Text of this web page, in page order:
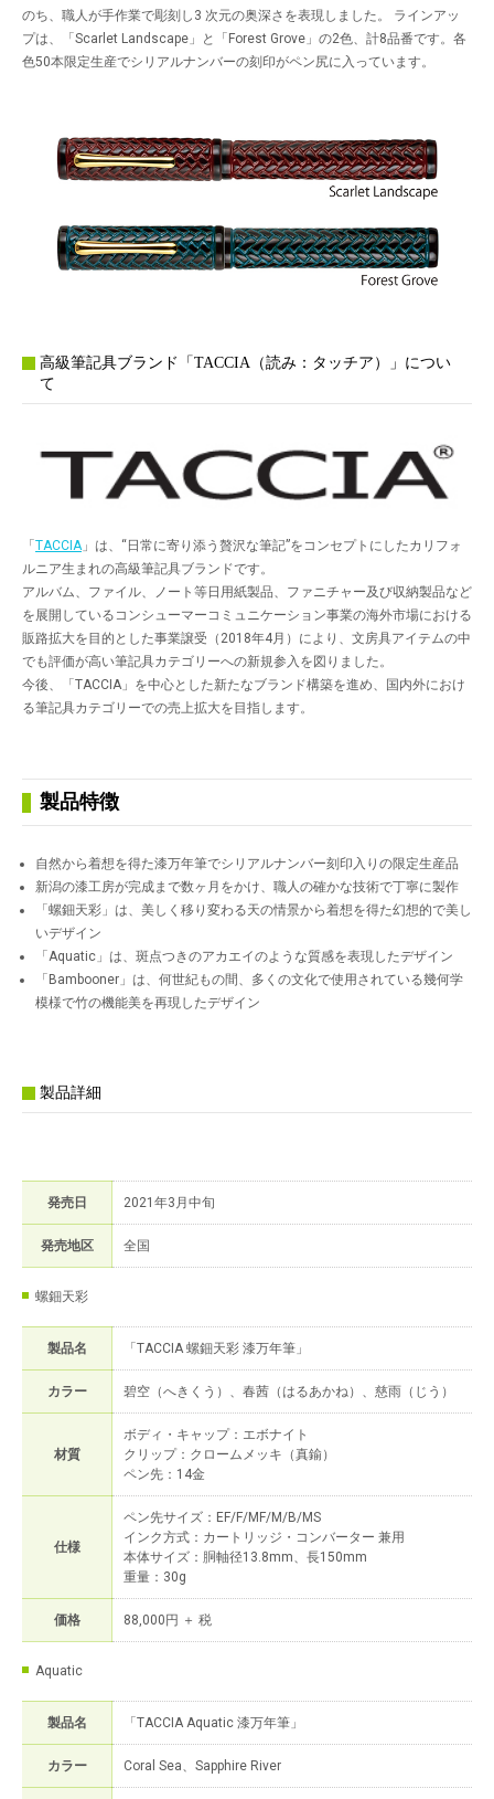
のち、職人が手作業で彫刻し3 次元の奥深さを表現しました。 ラインアッ
プは、「Scarlet Landscape」と「Forest Grove」の2色、計8品番です。各
色50本限定生産でシリアルナンバーの刻印がペン尻に入っています。
高級筆記具ブランド「TACCIA（読み：タッチア）」につい
て
「TACCIA 」は、“日常に寄り添う贅沢な筆記”をコンセプトにしたカリフォ
ルニア生まれの高級筆記具ブランドです。
アルバム、ファイル、ノート等日用紙製品、ファニチャー及び収納製品など
を展開しているコンシューマーコミュニケーション事業の海外市場における
販路拡大を目的とした事業譲受（2018年4月）により、文房具アイテムの中
でも評価が高い筆記具カテゴリーへの新規参入を図りました。
今後、「TACCIA」を中心とした新たなブランド構築を進め、国内外におけ
る筆記具カテゴリーでの売上拡大を目指します。
製品特徴
自然から着想を得た漆万年筆でシリアルナンバー刻印入りの限定生産品
新潟の漆工房が完成まで数ヶ月をかけ、職人の確かな技術で丁寧に製作
「螺鈿天彩」は、美しく移り変わる天の情景から着想を得た幻想的で美し
いデザイン
「Aquatic」は、斑点つきのアカエイのような質感を表現したデザイン
「Bambooner」は、何世紀もの間、多くの文化で使用されている幾何学
模様で竹の機能美を再現したデザイン
製品詳細
発売日 2021年3月中旬
発売地区 全国
螺鈿天彩
製品名 「TACCIA 螺鈿天彩 漆万年筆」
カラー 碧空（へきくう）、春茜（はるあかね）、慈雨（じう）
材質
ボディ・キャップ：エボナイト
クリップ：クロームメッキ（真鍮）
ペン先：14金
仕様
ペン先サイズ：EF/F/MF/M/B/MS
インク方式：カートリッジ・コンバーター 兼用
本体サイズ：胴軸径13.8mm、長150mm
重量：30g
価格 88,000円 ＋ 税
Aquatic
製品名 「TACCIA Aquatic 漆万年筆」
カラー Coral Sea、Sapphire River